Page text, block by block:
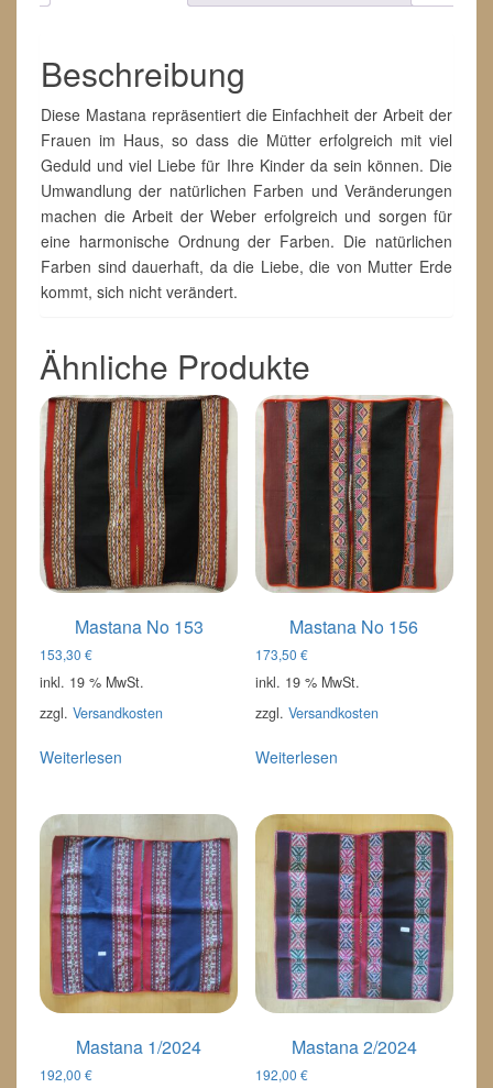
Beschreibung
Diese Mastana repräsentiert die Einfachheit der Arbeit der
Frauen im Haus, so dass die Mütter erfolgreich mit viel
Geduld und viel Liebe für Ihre Kinder da sein können. Die
Umwandlung der natürlichen Farben und Veränderungen
machen die Arbeit der Weber erfolgreich und sorgen für
eine harmonische Ordnung der Farben. Die natürlichen
Farben sind dauerhaft, da die Liebe, die von Mutter Erde
kommt, sich nicht verändert.
Ähnliche Produkte
Mastana No 153
153,30 €
inkl. 19 % MwSt.
zzgl. Versandkosten
Weiterlesen
Mastana No 156
173,50 €
inkl. 19 % MwSt.
zzgl. Versandkosten
Weiterlesen
Mastana 1/2024
192,00 €
Mastana 2/2024
192,00 €